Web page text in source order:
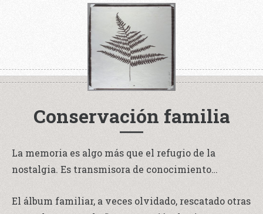
Conservación familia
La memoria es algo más que el refugio de la
nostalgia. Es transmisora de conocimiento…
El álbum familiar, a veces olvidado, rescatado otras